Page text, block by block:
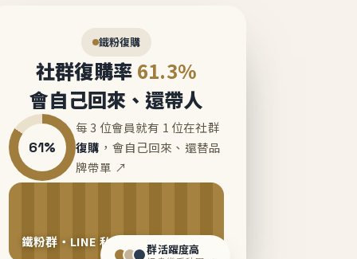
鐵粉復購
社群復購率 61.3%
會自己回來、還帶人
61%
每 3 位會員就有 1 位在社群
復購 ，會自己回來、還替品
牌帶單 ↗
鐵粉群・LINE 私域運營中群活躍度高